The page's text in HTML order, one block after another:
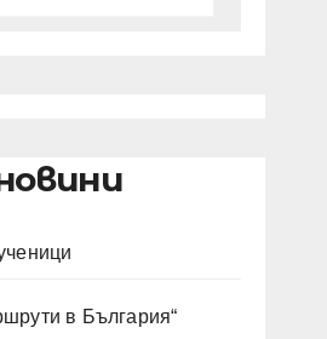
в България“